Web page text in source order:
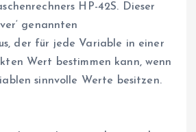
HP-42S. Dieser
genannten
der für jede Variable in einer
Wert bestimmen kann, wenn
sinnvolle Werte besitzen.